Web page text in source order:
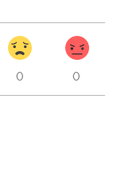
0 0